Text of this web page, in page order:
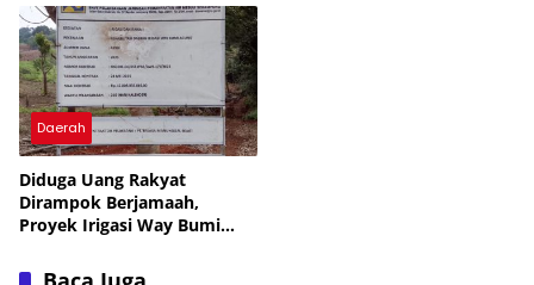
Daerah
Diduga Uang Rakyat
Dirampok Berjamaah,
Proyek Irigasi Way Bumi
Rp12,8 M Disorot Publik —